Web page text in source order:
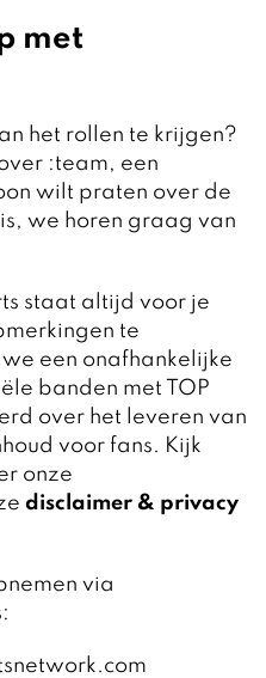
met
het rollen te krijgen?
:team, een
wilt praten over de
we horen graag van
staat altijd voor je
te
een onafhankelijke
banden met TOP
over het leveren van
voor fans. Kijk
onze
disclaimer & privacy
via